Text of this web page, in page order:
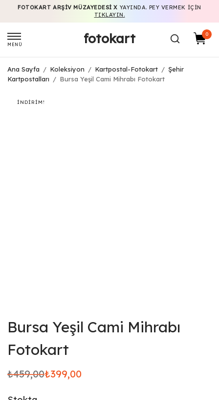
FOTOKART ARŞIV MÜZAYEDESI X YAYINDA. PEY VERMEK IÇIN
TIKLAYIN.
MENÜ fotokart 0
Ana Sayfa / Koleksiyon / Kartpostal-Fotokart / Şehir
Kartpostalları
/ Bursa Yeşil Cami Mihrabı Fotokart
İNDIRIM!
Bursa Yeşil Cami Mihrabı
Fotokart
₺459,00
Orijinal
₺399,00
Şu